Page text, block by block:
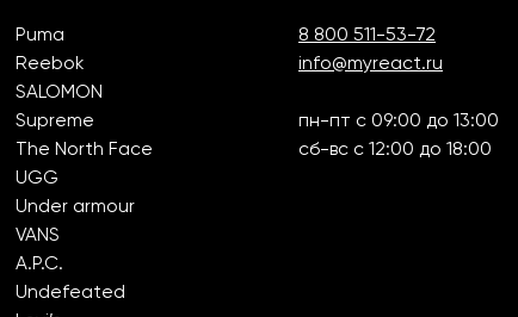
Puma
Reebok
SALOMON
Supreme
The North Face
UGG
Under armour
VANS
A.P.C.
Undefeated
8 800 511-53-72
info@myreact.ru
пн-пт с 09:00 до 13:00
сб-вс с 12:00 до 18:00